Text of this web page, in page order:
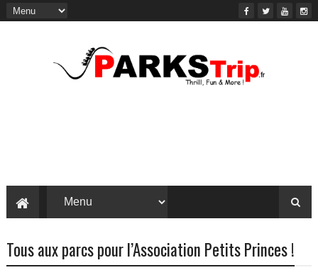
Tous aux parcs pour l’Association Petits Princes !